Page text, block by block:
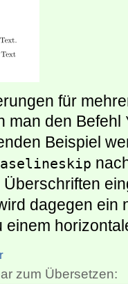
für
man den Befehl
Beispiel
Überschriften
dagegen ein
einem
zum Übersetzen: